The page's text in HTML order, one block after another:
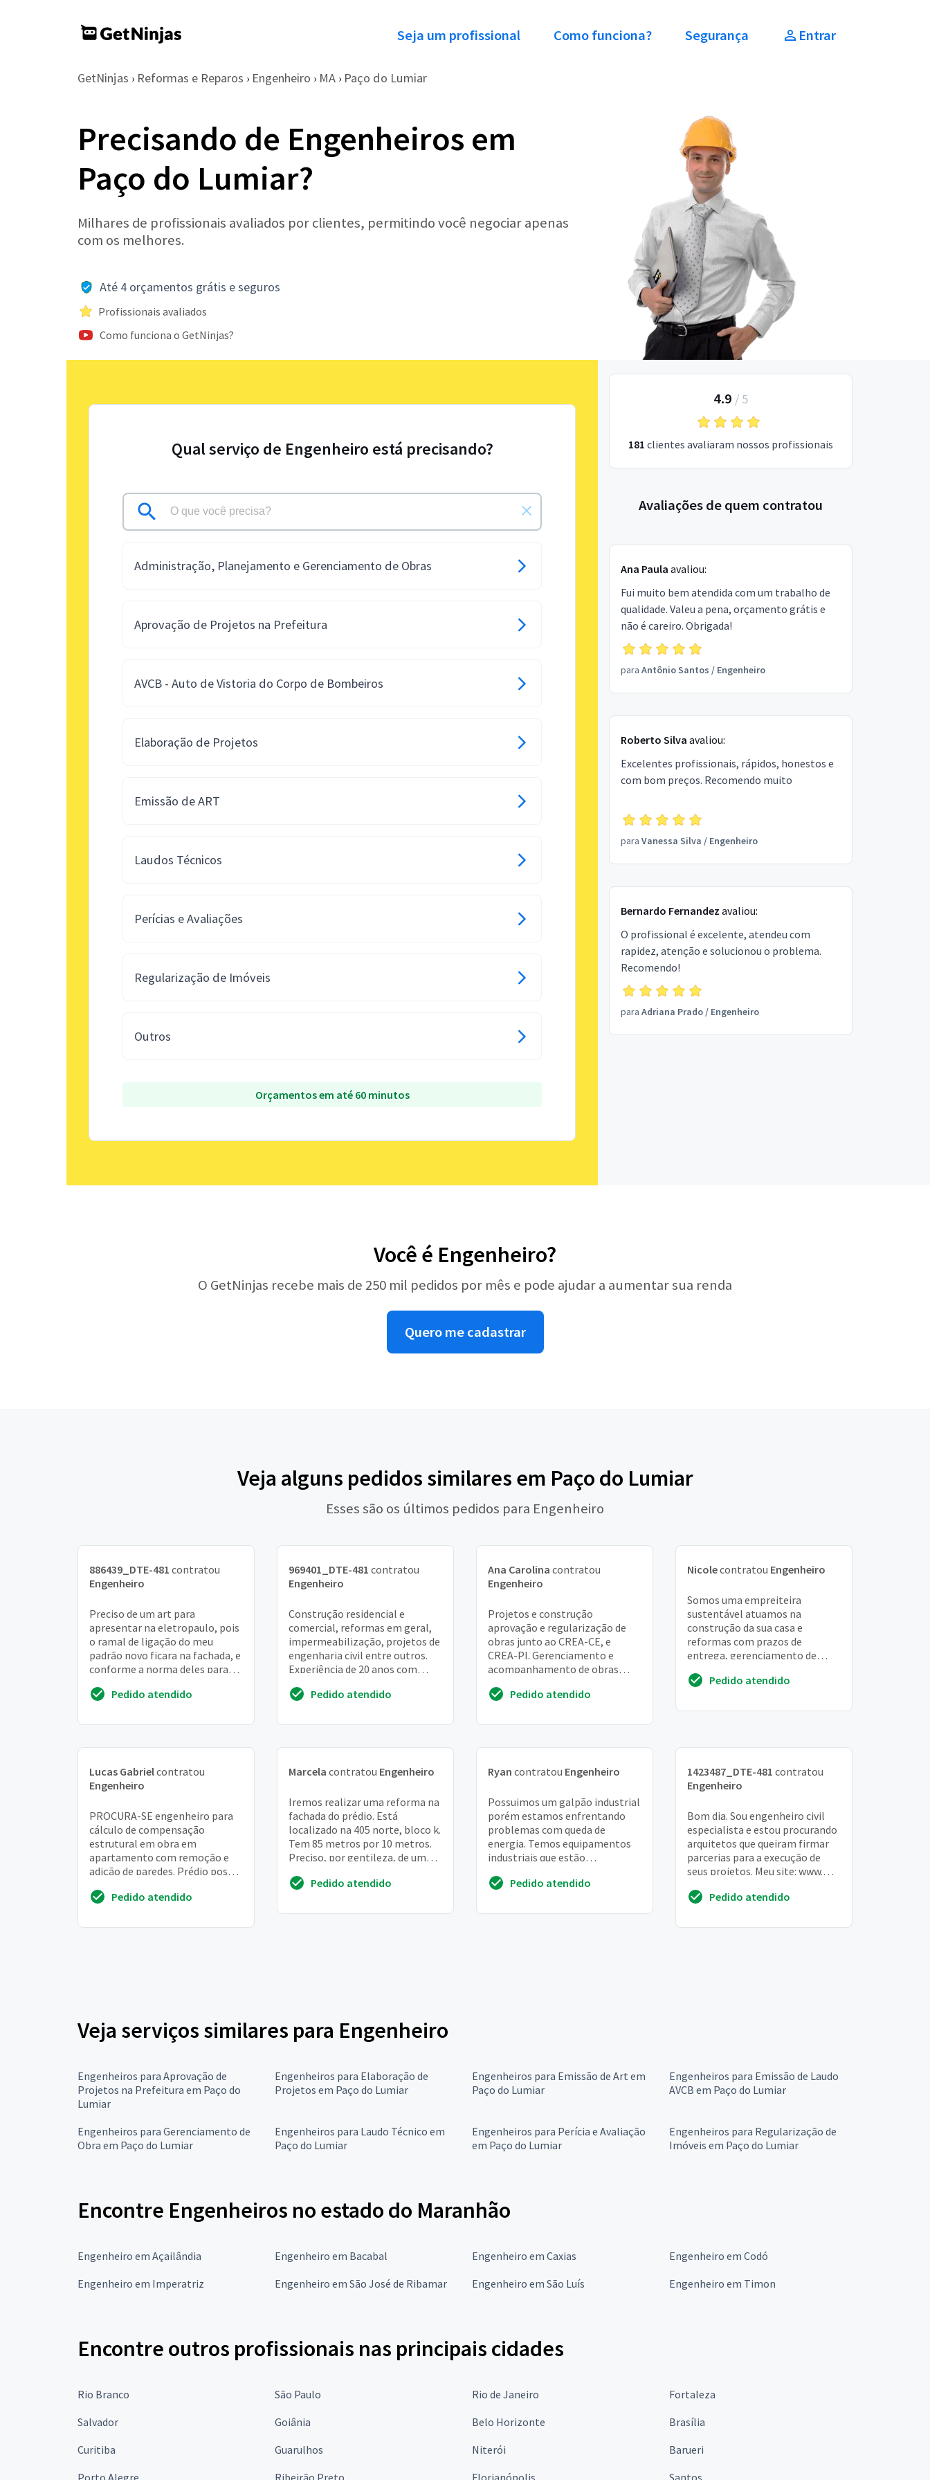
Seja um profissional Como funciona? Segurança Entrar
GetNinjas › Reformas e Reparos › Engenheiro › MA › Paço do Lumiar
Precisando de Engenheiros em
Paço do Lumiar?
Milhares de profissionais avaliados por clientes, permitindo você negociar apenas
com os melhores.
Até 4 orçamentos grátis e seguros
Profissionais avaliados
Como funciona o GetNinjas?
Qual serviço de Engenheiro está precisando?
Administração, Planejamento e Gerenciamento de Obras
Aprovação de Projetos na Prefeitura
AVCB - Auto de Vistoria do Corpo de Bombeiros
Elaboração de Projetos
Emissão de ART
Laudos Técnicos
Perícias e Avaliações
Regularização de Imóveis
Outros
Orçamentos em até 60 minutos
4.9 / 5
181 clientes avaliaram nossos profissionais
Avaliações de quem contratou
Ana Paula avaliou:
Fui muito bem atendida com um trabalho de
qualidade. Valeu a pena, orçamento grátis e
não é careiro. Obrigada!
para Antônio Santos / Engenheiro
Roberto Silva avaliou:
Excelentes profissionais, rápidos, honestos e
com bom preços. Recomendo muito
para Vanessa Silva / Engenheiro
Bernardo Fernandez avaliou:
O profissional é excelente, atendeu com
rapidez, atenção e solucionou o problema.
Recomendo!
para Adriana Prado/ Engenheiro
Você é Engenheiro?
O GetNinjas recebe mais de 250 mil pedidos por mês e pode ajudar a aumentar sua renda
Quero me cadastrar
Veja alguns pedidos similares em Paço do Lumiar
Esses são os últimos pedidos para Engenheiro
886439_DTE-481 contratou
Engenheiro
Preciso de um art para
apresentar na eletropaulo, pois
o ramal de ligação do meu
padrão novo ficara na fachada, e
conforme a norma deles para
necessário que um pr...
Pedido atendido
969401_DTE-481 contratou
Engenheiro
Construção residencial e
comercial, reformas em geral,
impermeabilização, projetos de
engenharia civil entre outros.
Experiência de 20 anos com
no RJPedido atendido
Ana Carolina contratou
Engenheiro
Projetos e construção
aprovação e regularização de
obras junto ao CREA-CE, e
CREA-PI. Gerenciamento e
acompanhamento de obras
industriais regularize sua
Pedido atendido
Nicolecontratou Engenheiro
Somos uma empreiteira
sustentável atuamos na
construção da sua casa e
reformas com prazos de
entrega, gerenciamento de
atuamos no rio de janeiro e
Pedido atendido
Lucas Gabrielcontratou
Engenheiro
PROCURA-SE engenheiro para
cálculo de compensação
estrutural em obra em
apartamento com remoção e
adição de paredes. Prédio possui
estruturais, sem coluna.
Pedido atendido
Marcela contratou Engenheiro
Iremos realizar uma reforma na
fachada do prédio. Está
localizado na 405 norte, bloco k.
Tem 85 metros por 10 metros.
Preciso, por gentileza, de um
somente com...
Pedido atendido
Ryan contratou Engenheiro
Possuimos um galpão industrial
porém estamos enfrentando
problemas com queda de
energia. Temos equipamentos
industriais que estão
disjuntor cai
Pedido atendido
1423487_DTE-481 contratou
Engenheiro
Bom dia. Sou engenheiro civil
especialista e estou procurando
arquitetos que queiram firmar
parcerias para a execução de
seus projetos. Meu site: www.
Pedido atendido
Veja serviços similares para Engenheiro
Engenheiros para Aprovação de
Projetos na Prefeitura em Paço do
Lumiar
Engenheiros para Elaboração de
Projetos em Paço do Lumiar
Engenheiros para Emissão de Art em
Paço do Lumiar
Engenheiros para Emissão de Laudo
AVCB em Paço do Lumiar
Engenheiros para Gerenciamento de
Obra em Paço do Lumiar
Engenheiros para Laudo Técnico em
Paço do Lumiar
Engenheiros para Perícia e Avaliação
em Paço do Lumiar
Engenheiros para Regularização de
Imóveis em Paço do Lumiar
Encontre Engenheiros no estado do Maranhão
Engenheiro em Açailândia Engenheiro em Bacabal Engenheiro em Caxias
Engenheiro em Codó
Engenheiro em Imperatriz
Engenheiro em São José de Ribamar Engenheiro em São Luís Engenheiro em Timon
Encontre outros profissionais nas principais cidades
Rio Branco São Paulo Rio de Janeiro
Fortaleza
Salvador
Goiânia Belo Horizonte
Brasília
Curitiba
Guarulhos Niterói
Barueri
Porto Alegre
Ribeirão Preto Florianópolis Santos